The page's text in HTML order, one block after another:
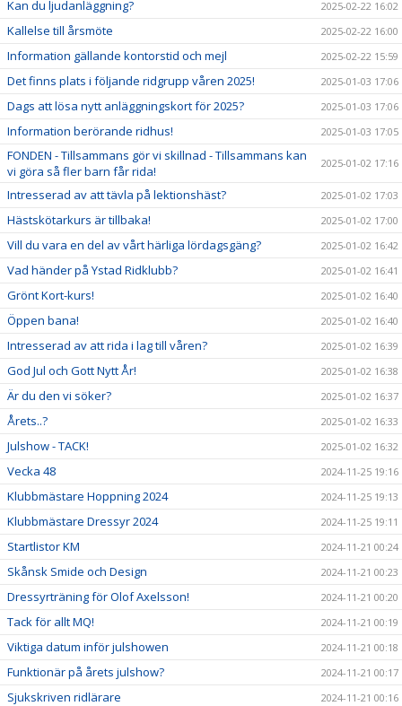
Kan du ljudanläggning? 2025-02-22 16:02
Kallelse till årsmöte 2025-02-22 16:00
Information gällande kontorstid och mejl 2025-02-22 15:59
Det finns plats i följande ridgrupp våren 2025! 2025-01-03 17:06
Dags att lösa nytt anläggningskort för 2025? 2025-01-03 17:06
Information berörande ridhus! 2025-01-03 17:05
FONDEN - Tillsammans gör vi skillnad - Tillsammans kan
vi göra så fler barn får rida!
2025-01-02 17:16
Intresserad av att tävla på lektionshäst? 2025-01-02 17:03
Hästskötarkurs är tillbaka! 2025-01-02 17:00
Vill du vara en del av vårt härliga lördagsgäng? 2025-01-02 16:42
Vad händer på Ystad Ridklubb? 2025-01-02 16:41
Grönt Kort-kurs! 2025-01-02 16:40
Öppen bana! 2025-01-02 16:40
Intresserad av att rida i lag till våren? 2025-01-02 16:39
God Jul och Gott Nytt År! 2025-01-02 16:38
Är du den vi söker? 2025-01-02 16:37
Årets..? 2025-01-02 16:33
Julshow - TACK! 2025-01-02 16:32
Vecka 48 2024-11-25 19:16
Klubbmästare Hoppning 2024 2024-11-25 19:13
Klubbmästare Dressyr 2024 2024-11-25 19:11
Startlistor KM 2024-11-21 00:24
Skånsk Smide och Design 2024-11-21 00:23
Dressyrträning för Olof Axelsson! 2024-11-21 00:20
Tack för allt MQ! 2024-11-21 00:19
Viktiga datum inför julshowen 2024-11-21 00:18
Funktionär på årets julshow? 2024-11-21 00:17
Sjukskriven ridlärare 2024-11-21 00:16